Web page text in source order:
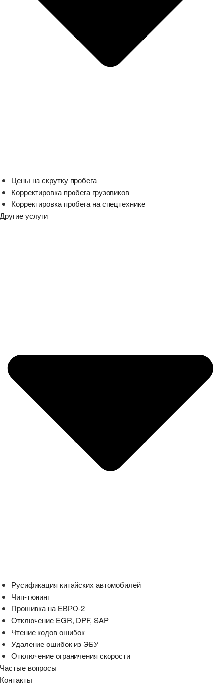
Цены на скрутку пробега
Корректировка пробега грузовиков
Корректировка пробега на спецтехнике
Другие услуги
Русификация китайских автомобилей
Чип-тюнинг
Прошивка на ЕВРО-2
Отключение EGR, DPF, SAP
Чтение кодов ошибок
Удаление ошибок из ЭБУ
Отключение ограничения скорости
Частые вопросы
Контакты